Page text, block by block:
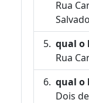
Rua
qual o
Rua
qual o
Dois